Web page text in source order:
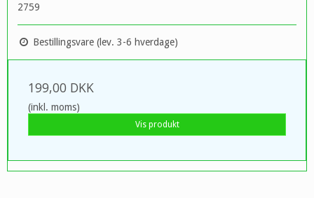
2759
Bestillingsvare (lev. 3-6 hverdage)
199,00 DKK
(inkl. moms)
Vis produkt